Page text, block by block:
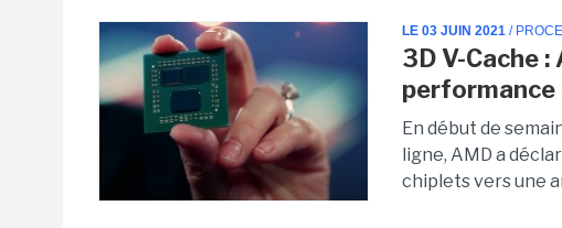
LE 03 JUIN 2021 /
3D V-Cache
performance
En début de
ligne, AMD a
chiplets vers une